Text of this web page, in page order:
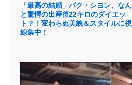
「最高の結婚」パク・シヨン、なん
と驚愕の出産後22キロのダイエッ
ト？！変わらぬ美貌＆スタイルに視
線集中！